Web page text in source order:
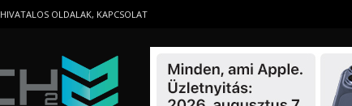
HIVATALOS OLDALAK, KAPCSOLAT